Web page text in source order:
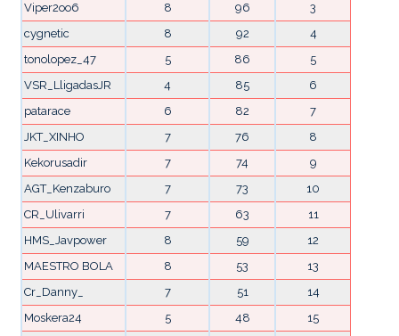
Viper2oo6
8 96
3
cygnetic
8 92
4
tonolopez_47
5 86
5
VSR_LligadasJR
4 85
6
patarace
6 82
7
JKT_XINHO
7 76
8
Kekorusadir
7 74
9
AGT_Kenzaburo
7 73
10
CR_Ulivarri
7 63
11
HMS_Javpower
8 59
12
MAESTRO BOLA
8 53
13
Cr_Danny_
7 51
14
Moskera24
5 48
15